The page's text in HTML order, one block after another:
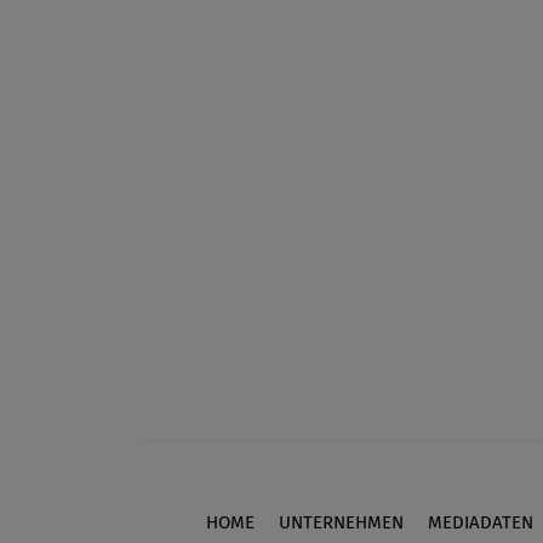
Footer
HOME UNTERNEHMEN MEDIADATEN